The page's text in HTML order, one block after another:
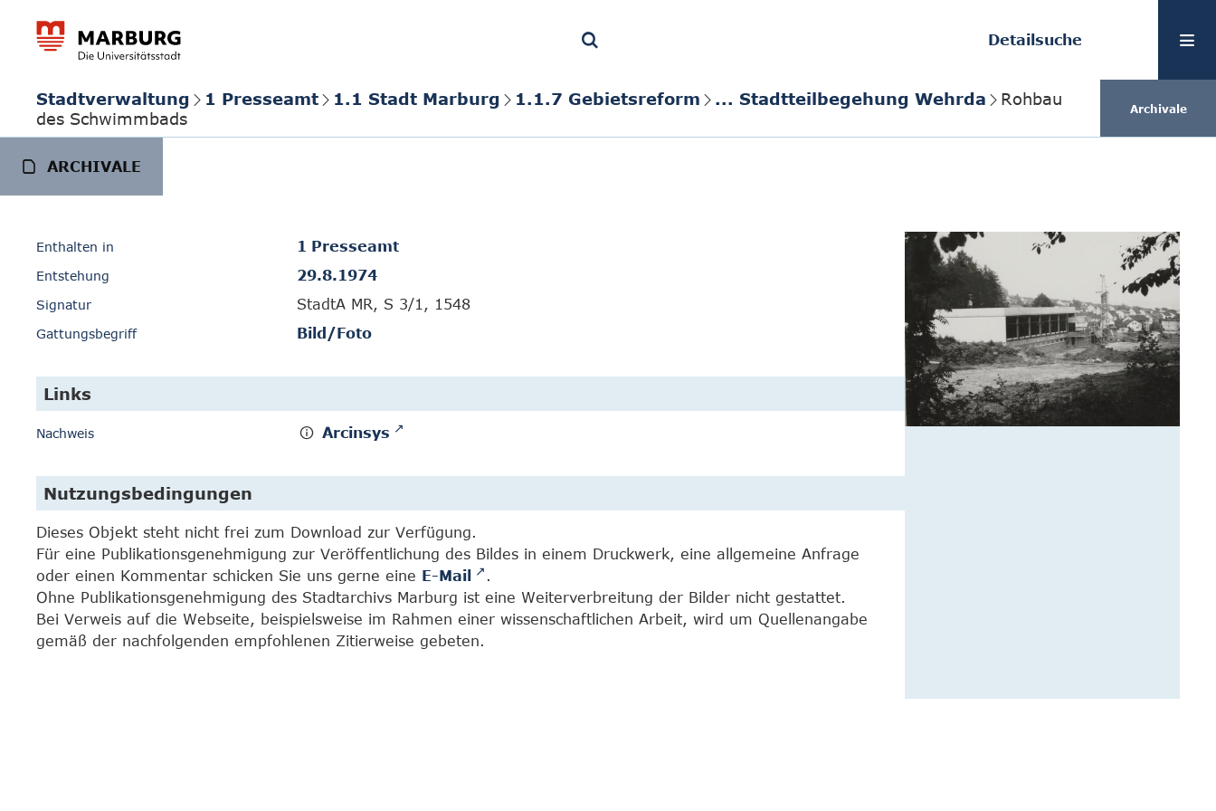
Detailsuche
Stadtverwaltung 1 Presseamt 1.1 Stadt Marburg 1.1.7 Gebietsreform ... Stadtteilbegehung Wehrda
Rohbau
des Schwimmbads
Archivale
ARCHIVALE
Enthalten in 1 Presseamt
Entstehung 29.8.1974
Signatur StadtA MR, S 3/1, 1548
Gattungsbegriff Bild/Foto
Links
Nachweis Arcinsys
Nutzungsbedingungen
Dieses Objekt steht nicht frei zum Download zur Verfügung.
Für eine Publikationsgenehmigung zur Veröffentlichung des Bildes in einem Druckwerk, eine allgemeine Anfrage
oder einen Kommentar schicken Sie uns gerne eine E-Mail
.
Ohne Publikationsgenehmigung des Stadtarchivs Marburg ist eine Weiterverbreitung der Bilder nicht gestattet.
Bei Verweis auf die Webseite, beispielsweise im Rahmen einer wissenschaftlichen Arbeit, wird um Quellenangabe
gemäß der nachfolgenden empfohlenen Zitierweise gebeten.